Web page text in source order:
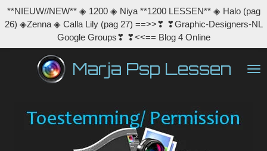
Ga
direct
de
hoofdinhoud
Marja Psp Lessen
**NIEUW//NEW** ◈ 1200 ◈ Niya **1200 LESSEN** ◈ Halo (pag
26) ◈Zenna ◈ Calla Lily (pag 27) ==>>❣ ❣Graphic-Designers-NL
Google Groups❣ ❣<<== Blog 4 Online